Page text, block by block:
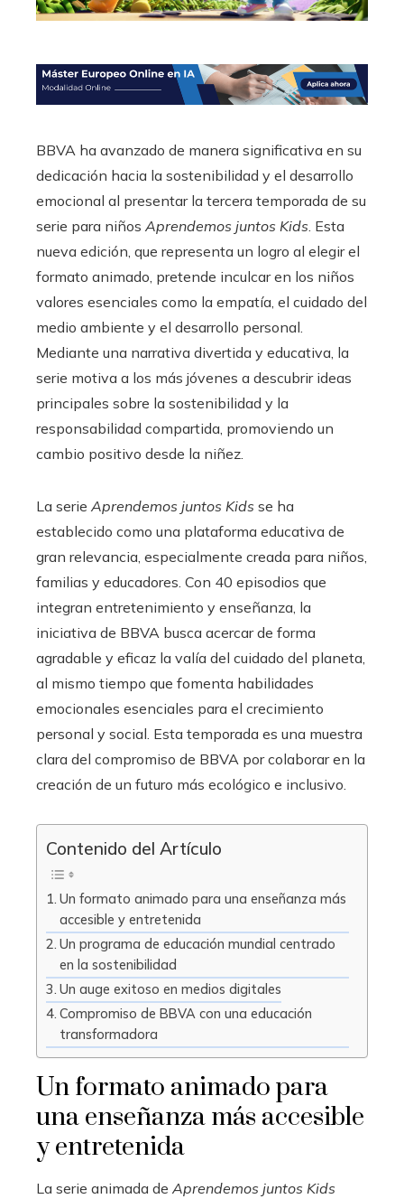
BBVA ha avanzado de manera significativa en su
dedicación hacia la sostenibilidad y el desarrollo
emocional al presentar la tercera temporada de su
serie para niños Aprendemos juntos Kids. Esta
nueva edición, que representa un logro al elegir el
formato animado, pretende inculcar en los niños
valores esenciales como la empatía, el cuidado del
medio ambiente y el desarrollo personal.
Mediante una narrativa divertida y educativa, la
serie motiva a los más jóvenes a descubrir ideas
principales sobre la sostenibilidad y la
responsabilidad compartida, promoviendo un
cambio positivo desde la niñez.
La serie Aprendemos juntos Kids se ha
establecido como una plataforma educativa de
gran relevancia, especialmente creada para niños,
familias y educadores. Con 40 episodios que
integran entretenimiento y enseñanza, la
iniciativa de BBVA busca acercar de forma
agradable y eficaz la valía del cuidado del planeta,
al mismo tiempo que fomenta habilidades
emocionales esenciales para el crecimiento
personal y social. Esta temporada es una muestra
clara del compromiso de BBVA por colaborar en la
creación de un futuro más ecológico e inclusivo.
Contenido del Artículo
Un formato animado para una enseñanza más
accesible y entretenida
Un programa de educación mundial centrado
en la sostenibilidad
Un auge exitoso en medios digitales
Compromiso de BBVA con una educación
transformadora
Un formato animado para
una enseñanza más accesible
y entretenida
La serie animada de Aprendemos juntos Kids